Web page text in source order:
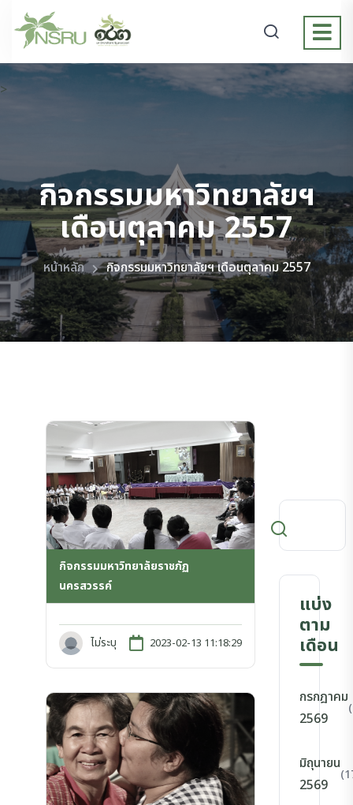
>
กิจกรรมมหาวิทยาลัยฯ
เดือนตุลาคม 2557
หน้าหลัก กิจกรรมมหาวิทยาลัยฯ เดือนตุลาคม 2557
กิจกรรมมหาวิทยาลัยราชภัฏ
นครสวรรค์
ไม่ระบุ 2023-02-13 11:18:29
แบ่ง
ตาม
เดือน
กรกฎาคม
2569
มิถุนายน
2569